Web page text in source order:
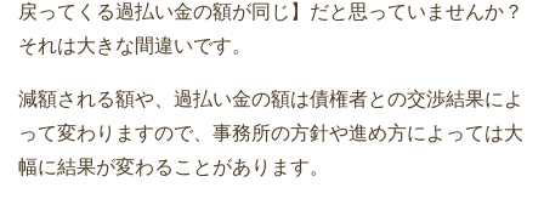
戻ってくる過払い金の額が同じ】だと思っていませんか？
それは大きな間違いです。
減額される額や、過払い金の額は債権者との交渉結果によ
って変わりますので、事務所の方針や進め方によっては大
幅に結果が変わることがあります。